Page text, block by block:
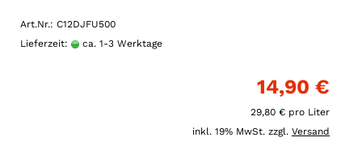
Art.Nr.: C12DJFU500
Lieferzeit:
ca. 1-3 Werktage
14,90 €
29,80 € pro Liter
inkl. 19% MwSt. zzgl. Versand